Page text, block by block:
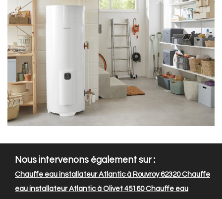
Nous intervenons également sur :
Chauffe eau installateur Atlantic à Rouvroy 62320Chauffe
eau installateur Atlantic à Olivet 45160Chauffe eau